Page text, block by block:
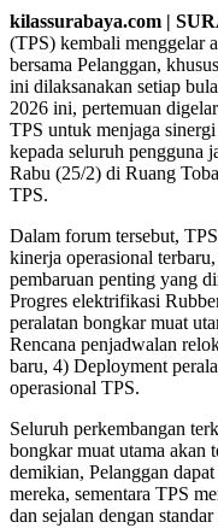
kilassurabaya.com |
(TPS) kembali menggelar
bersama Pelanggan,
ini dilaksanakan setiap
2026 ini, pertemuan
TPS untuk menjaga
kepada seluruh pengguna
Rabu (25/2) di Ruang
TPS.
Dalam forum tersebut,
kinerja operasional
pembaruan penting yang
Progres elektrifikasi
peralatan bongkar muat
Rencana penjadwalan
baru, 4) Deployment
operasional TPS.
Seluruh perkembangan
bongkar muat utama akan
demikian, Pelanggan
mereka, sementara TPS
dan sejalan dengan